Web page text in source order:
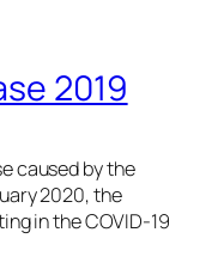
2019
caused by the
2020, the
in the COVID-19